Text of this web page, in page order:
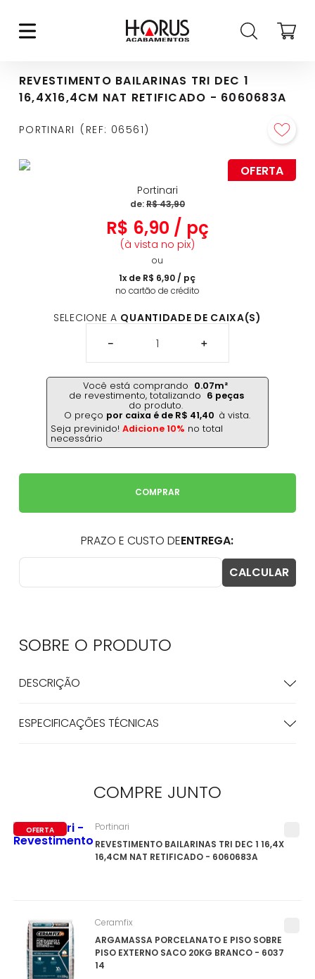
REVESTIMENTO BAILARINAS TRI DEC 1
16,4X16,4CM NAT RETIFICADO - 6060683A
PORTINARI REF: 06561
OFERTA
Portinari
de:R$43,90
R$ 6,90 / pç
(à vista no pix)
ou
1x de R$ 6,90 / pç
no cartão de crédito
SELECIONE A QUANTIDADE DE CAIXA(S)
＋
－
Você está comprando 0.07m²
de revestimento, totalizando 6 peças
do produto.
O preço por caixa é de R$ 41,40 à vista.
Seja previnido!Adicione 10% no total
necessário
COMPRAR
SOBRE O PRODUTO
DESCRIÇÃO
ESPECIFICAÇÕES TÉCNICAS
COMPRE JUNTO
OFERTA
REVESTIMENTO BAILARINAS TRI DEC 1 16,4X
16,4CM NAT RETIFICADO - 6060683A
Portinari
ARGAMASSA PORCELANATO E PISO SOBRE
PISO EXTERNO SACO 20KG BRANCO - 6037
14
Ceramfix